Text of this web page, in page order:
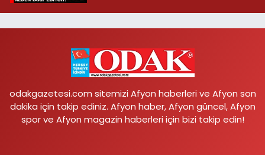
odakgazetesi.com sitemizi Afyon haberleri ve Afyon son
dakika için takip ediniz. Afyon haber, Afyon güncel, Afyon
spor ve Afyon magazin haberleri için bizi takip edin!